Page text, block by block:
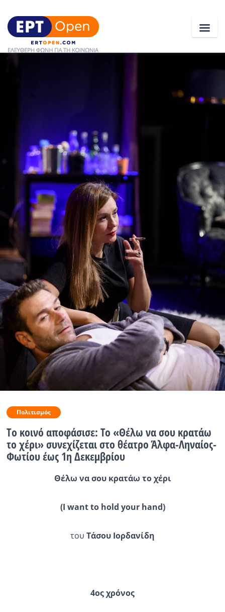
Κοινωνία
Πολιτική
Οικονομία
Αθλητικά
Κόσμος
Ραδιόφωνο
Εκπομπές
Πολιτισμός
Πολιτισμός
Tο κοινό αποφάσισε: Το «Θέλω να σου κρατάω
το χέρι» συνεχίζεται στο θέατρο Άλφα-Ληναίος-
Φωτίου έως 1η Δεκεμβρίου
Θέλω να σου κρατάω το χέρι
(I want to hold your hand)
του Τάσου Ιορδανίδη
4ος χρόνος